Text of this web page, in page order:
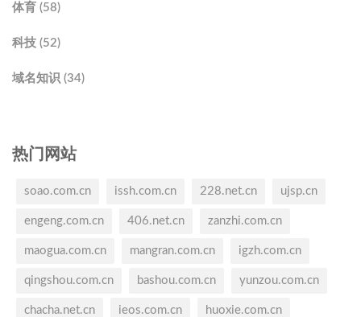
体育 (58)
科技 (52)
域名知识 (34)
热门网站
soao.com.cn issh.com.cn 228.net.cn ujsp.cn
engeng.com.cn 406.net.cn zanzhi.com.cn
maogua.com.cn mangran.com.cn igzh.com.cn
qingshou.com.cn bashou.com.cn yunzou.com.cn
chacha.net.cn ieos.com.cn huoxie.com.cn